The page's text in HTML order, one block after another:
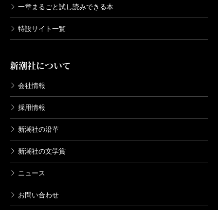
一章まるごと試し読みできる本
特設サイト一覧
新潮社について
会社情報
採用情報
新潮社の沿革
新潮社の文学賞
ニュース
お問い合わせ